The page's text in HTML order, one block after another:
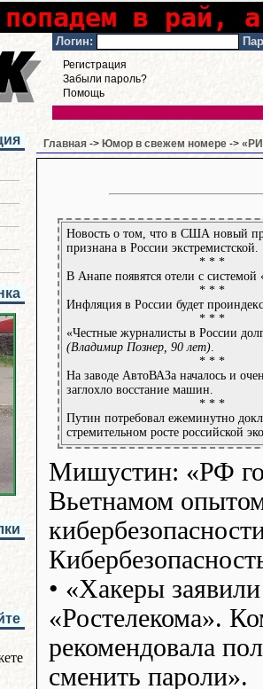
в рай,
Логин:
Регистрация
Забыли пароль?
Помощь
Главная -> Юмор в свежем номере ->
Новость о том, что в США новый
признана в России экстремистской.
* * *
В Анапе появятся отели с системой
* * *
Инфляция в России будет
* * *
«Честные журналисты в России
(Владимир Познер, 90 лет)
* * *
На заводе АвтоВАЗа началось и
заглохло восстание машин.
* * *
Путин потребовал ежеминутно
стремительном росте российской
Мишустин: «РФ
Вьетнамом
• «Хакеры
«Ростелекома».
рекомендовала
сменить пароли».